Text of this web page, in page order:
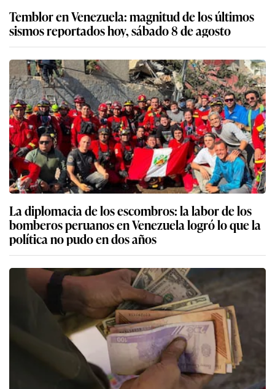
Temblor en Venezuela: magnitud de los últimos
sismos reportados hoy, sábado 8 de agosto
La diplomacia de los escombros: la labor de los
bomberos peruanos en Venezuela logró lo que la
política no pudo en dos años